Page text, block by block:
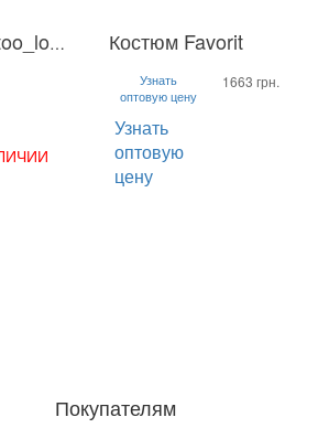
Костюм Tatoo_long клеш S M L XL
Костюм Favorit
Узнать
оптовую цену
Узнать
оптовую
цену
1663 грн.
Покупателям